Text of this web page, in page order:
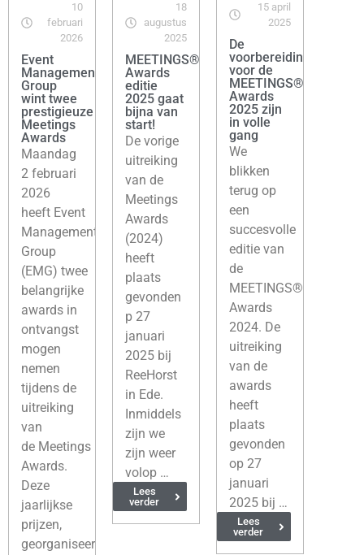
10
februari
2026
Event
Management
Group
wint twee
prestigieuze
Meetings
Awards
Maandag
2 februari
2026
heeft Event
Management
Group
(EMG) twee
belangrijke
awards in
ontvangst
mogen
nemen
tijdens de
uitreiking
van
de Meetings
Awards.
Deze
jaarlijkse
prijzen,
georganiseerd
18
augustus
2025
MEETINGS®
Awards
editie
2025 gaat
bijna van
start!
De vorige
uitreiking
van de
Meetings
Awards
(2024)
heeft
plaats
gevonden
p 27
januari
2025 bij
ReeHorst
in Ede.
Inmiddels
zijn we
zijn weer
volop …
Lees
verder
15 april
2025
De
voorbereidingen
voor de
MEETINGS®
Awards
2025 zijn
in volle
gang
We
blikken
terug op
een
succesvolle
editie van
de
MEETINGS®
Awards
2024. De
uitreiking
van de
awards
heeft
plaats
gevonden
op 27
januari
2025 bij …
Lees
verder